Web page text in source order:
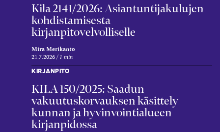
Kila 2141/2026: Asiantuntijakulujen
kohdistamisesta
kirjanpitovelvolliselle
Mira Merikanto
21.7.2026 1 min
KIRJANPITO
KILA 150/2025: Saadun
vakuutuskorvauksen käsittely
kunnan ja hyvinvointialueen
kirjanpidossa